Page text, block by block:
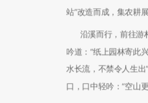
站”改造而成，集农耕
沿溪而行，前往游
吟道：“纸上园林寄此
水长流，不禁令人生
口，口中轻吟：“空山